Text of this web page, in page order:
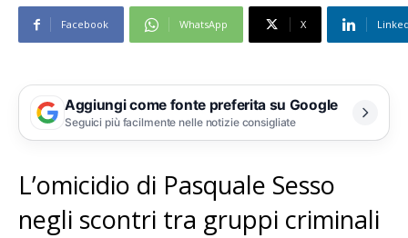
Facebook WhatsApp X
Aggiungi come fonte preferita su Google
Seguici più facilmente nelle notizie consigliate
L’omicidio di Pasquale Sesso
negli scontri tra gruppi criminali